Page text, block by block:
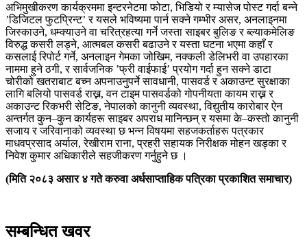
अभिमुखीकरण कार्यक्रममा इन्टरनेटमा फोटा, भिडियो र म्यासेज पोस्ट गर्दा बन्ने
’डिजिटल फुटप्रिन्ट’ र यसले भविष्यमा पार्न सक्ने गम्भीर असर, अनलाइनमा
जिस्काउने, धम्क्याउने वा चरित्रहत्या गर्ने जस्ता साइबर बुलिङ र ब्ल्याकमेलिङ
विरुद्ध कसरी लड्ने, आत्मबल कसरी बढाउने र यस्ता घटना भएमा कहाँ र
कसलाई रिपोर्ट गर्ने, अनलाइन गेमका जोखिम, नक्कली डेलिभरी वा उपहारका
नाममा हुने ठगी, र सार्वजनिक ’फ्री वाईफाई’ प्रयोग गर्दा हुन सक्ने डाटा
चोरीको खतराबाट बच्न अपनाउनुपर्ने सावधानी, पासवर्ड र अकाउन्ट सुरक्षाका
लागि बलियो पासवर्ड राख्न, वन टाइम पासवर्डको गोपनीयता कायम राख्न र
अकाउन्ट रिकभरी सेटिङ, नेपालको कानुनी व्यवस्था, विद्युतीय कारोबार ऐन
अन्तर्गत कुन–कुन कार्यहरू साइबर अपराध मानिन्छन् र यसमा के–कस्तो कानुनी
सजाय र जरिवानाको व्यवस्था छ भन्न विषयमा सहजकर्ताहरू पत्रकार
माधवप्रसाद अर्याल, रेखीराम राना, प्रहरी सहायक निरीक्षक मोहन खड्का र
निवेश कुमार अधिकारीले सहजीकरण गर्नुहुने छ ।
(मिति २०८३ असार ४ गते करुवा अर्धसाप्ताहिक पत्रिका प्रकाशित समाचार)
सम्बन्धित खवर